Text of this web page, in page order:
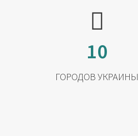
10
ГОРОДОВ УКРАИНЫ